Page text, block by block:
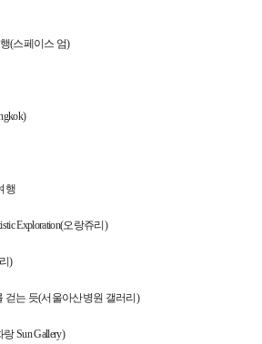
(스페이스 엄)
행
Exploration(오랑쥬리 )
)
걷는 듯(서울아산병원 갤러리 )
랑Sun Gallery)